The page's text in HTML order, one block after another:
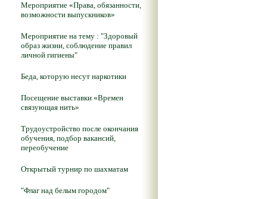
Мероприятие «Права, обязанности,
возможности выпускников»
Мероприятие на тему : "Здоровый
образ жизни, соблюдение правил
личной гигиены"
Беда, которую несут наркотики
Посещение выставки «Времен
связующая нить»
Трудоустройство после окончания
обучения, подбор вакансий,
переобучение
Открытый турнир по шахматам
"Флаг над белым городом"